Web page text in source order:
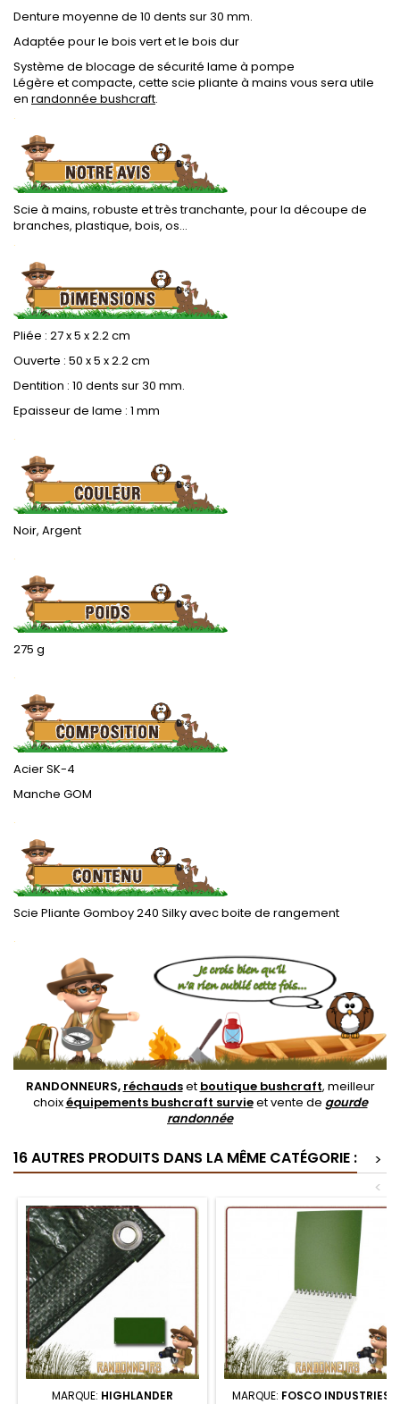
Denture moyenne de 10 dents sur 30 mm.
Adaptée pour le bois vert et le bois dur
Système de blocage de sécurité lame à pompe
Légère et compacte, cette scie pliante à mains vous sera utile
en randonnée bushcraft.
.
Scie à mains, robuste et très tranchante, pour la découpe de
branches, plastique, bois, os...
.
Pliée : 27 x 5 x 2.2 cm
Ouverte : 50 x 5 x 2.2 cm
Dentition : 10 dents sur 30 mm.
Epaisseur de lame : 1 mm
.
Noir, Argent
.
275 g
.
Acier SK-4
Manche GOM
.
Scie Pliante Gomboy 240 Silky avec boite de rangement
.
RANDONNEURS, réchaudset boutique bushcraft, meilleur
choixéquipements bushcraft survieet vente de gourde
randonnée
16 AUTRES PRODUITS DANS LA MÊME CATÉGORIE :
>
<
MARQUE: HIGHLANDER MARQUE: FOSCO INDUSTRIES